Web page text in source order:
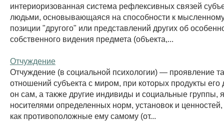
интериоризованная система рефлексивных связей
людьми, основывающаяся на способности к
позиции "другого" или представлений других об
собственного видения предмета (объекта,...
Отчуждение
Отчуждение (в социальной психологии) — проявление
отношений субъекта с миром, при которых продукты его
он сам, а также другие индивиды и социальные группы,
носителями определенных норм, установок и
как противоположные ему самому (от...